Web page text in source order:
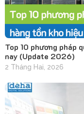
Top 10 phương pháp
nay (Update 2026)
2 Tháng Hai, 2026